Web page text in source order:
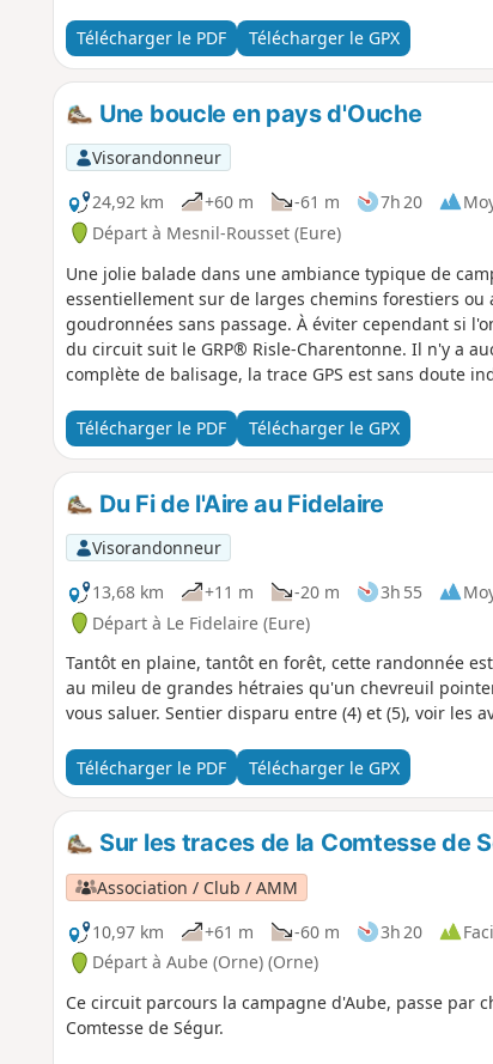
Télécharger le PDF Télécharger le GPX
Une boucle en pays d'Ouche
Visorandonneur
24,92 km
+60 m -61 m 7h 20
Départ à Mesnil-Rousset (Eure)
Une jolie balade dans une ambiance typique de
essentiellement sur de larges chemins forestiers
goudronnées sans passage. À éviter cependant si
du circuit suit le GRP® Risle-Charentonne. Il n'y a
complète de balisage, la trace GPS est sans doute
Télécharger le PDF
Télécharger le GPX
Du Fi de l'Aire au Fidelaire
Visorandonneur
13,68 km
+11 m -20 m 3h 55
Départ à Le Fidelaire (Eure)
Tantôt en plaine, tantôt en forêt, cette randonnée
au mileu de grandes hétraies qu'un chevreuil
vous saluer. Sentier disparu entre (4) et (5), voir les
Télécharger le PDF Télécharger le GPX
Sur les traces de la Comtesse de
Association / Club / AMM
10,97 km
+61 m -60 m 3h 20
Départ à Aube (Orne) (Orne)
Ce circuit parcours la campagne d'Aube, passe par
Comtesse de Ségur.